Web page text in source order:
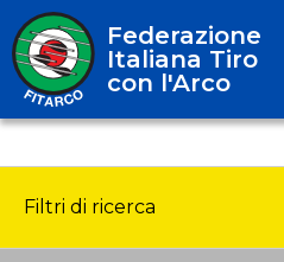
Federazione
Italiana Tiro
con l'Arco
Filtri di ricerca